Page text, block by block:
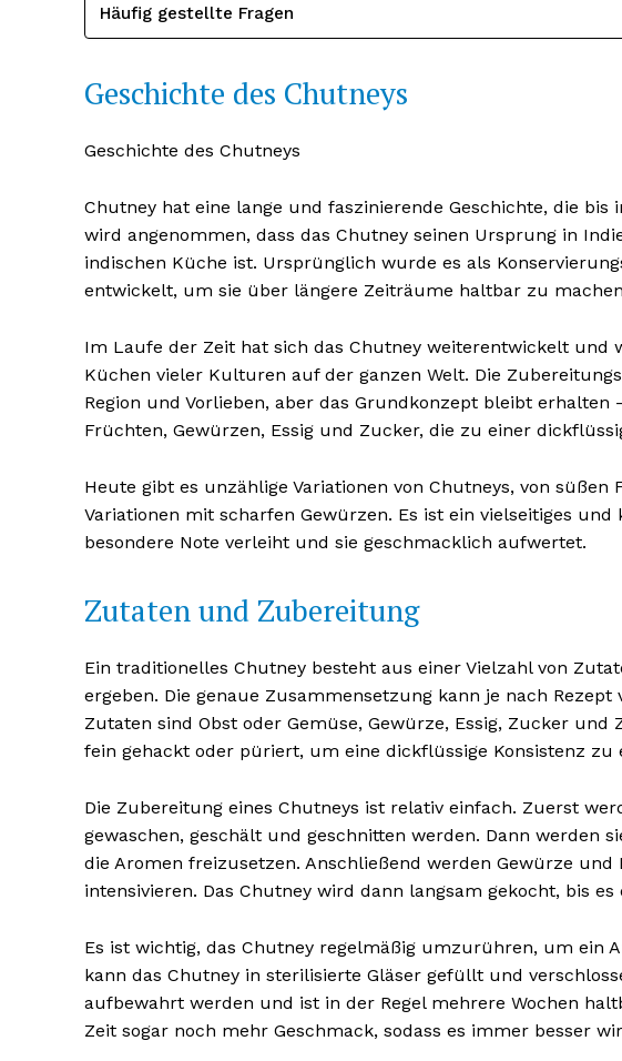
Erhalte unseren
kostenlosen
Newsletter
Häufig gestellte Fragen
Geschichte des Chutneys
Geschichte des Chutneys
Chutney hat eine lange und faszinierende Geschichte, die
wird angenommen, dass das Chutney seinen Ursprung in
indischen Küche ist. Ursprünglich wurde es als
entwickelt, um sie über längere Zeiträume haltbar zu
Im Laufe der Zeit hat sich das Chutney weiterentwickelt und
Küchen vieler Kulturen auf der ganzen Welt. Die
Region und Vorlieben, aber das Grundkonzept bleibt
Früchten, Gewürzen, Essig und Zucker, die zu einer
Heute gibt es unzählige Variationen von Chutneys, von
Variationen mit scharfen Gewürzen. Es ist ein vielseitiges und
besondere Note verleiht und sie geschmacklich aufwertet.
Zutaten und Zubereitung
Ein traditionelles Chutney besteht aus einer Vielzahl von
ergeben. Die genaue Zusammensetzung kann je nach
Zutaten sind Obst oder Gemüse, Gewürze, Essig, Zucker und
fein gehackt oder püriert, um eine dickflüssige Konsistenz zu
Die Zubereitung eines Chutneys ist relativ einfach. Zuerst
gewaschen, geschält und geschnitten werden. Dann werden
die Aromen freizusetzen. Anschließend werden Gewürze
intensivieren. Das Chutney wird dann langsam gekocht, bis
Es ist wichtig, das Chutney regelmäßig umzurühren, um ein
kann das Chutney in sterilisierte Gläser gefüllt und
aufbewahrt werden und ist in der Regel mehrere Wochen
Zeit sogar noch mehr Geschmack, sodass es immer besser